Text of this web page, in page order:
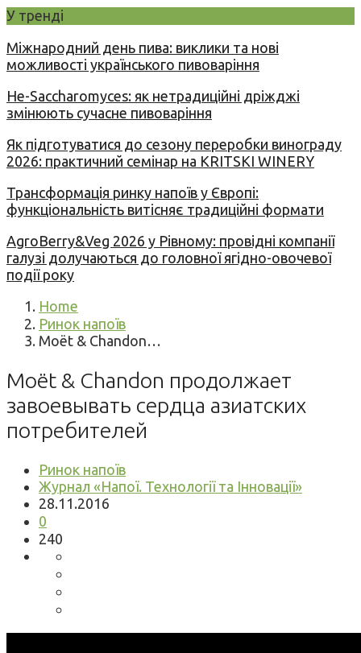
У тренді
Міжнародний день пива: виклики та нові
можливості українського пивоваріння
Не-Saccharomyces: як нетрадиційні дріжджі
змінюють сучасне пивоваріння
Як підготуватися до сезону переробки винограду
2026: практичний семінар на KRITSKI WINERY
Трансформація ринку напоїв у Європі:
функціональність витісняє традиційні формати
AgroBerry&Veg 2026 у Рівному: провідні компанії
галузі долучаються до головної ягідно-овочевої
події року
Home
Ринок напоїв
Moët & Chandon…
Moët & Chandon продолжает
завоевывать сердца азиатских
потребителей
Ринок напоїв
Журнал «Напої. Технології та Інновації»
28.11.2016
0
240